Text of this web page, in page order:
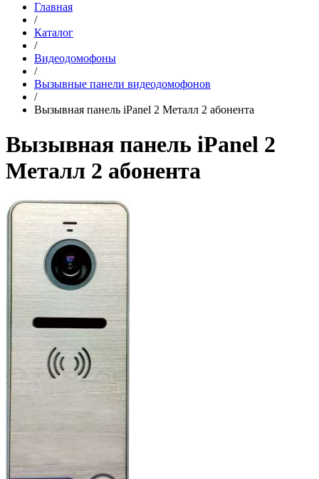
Главная
/
Каталог
/
Видеодомофоны
/
Вызывные панели видеодомофонов
/
Вызывная панель iPanel 2 Металл 2 абонента
Вызывная панель iPanel 2
Металл 2 абонента